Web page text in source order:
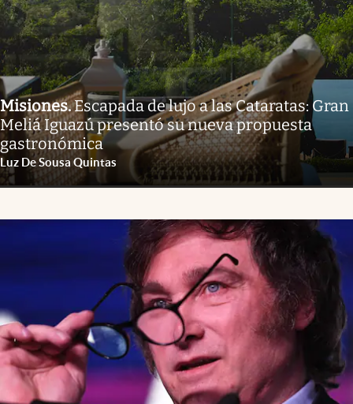
Misiones.Escapada de lujo a las Cataratas: Gran
Meliá Iguazú presentó su nueva propuesta
gastronómica
Luz De Sousa Quintas